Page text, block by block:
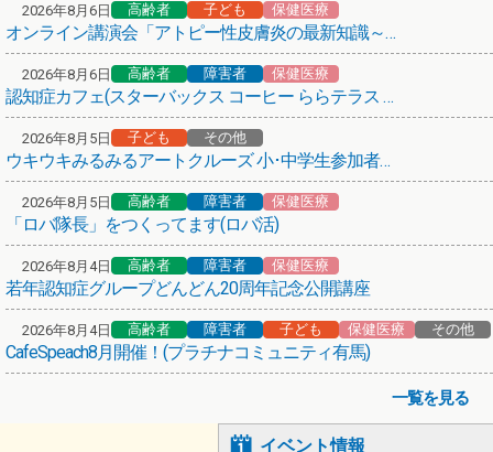
高齢者 保健医療
(介護予防)かかりつけの医療機関からお声がけ
悩み･困りごと相談のご案内
保健医療
紅麹を含む健康食品について
高齢者 障害者 子ども その他
あいちゃんアニメ「アニメ × 地域包括ケア」
2026年8月6日 高齢者 子ども 保健医療
オンライン講演会「アトピー性皮膚炎の最新知識～子どもから大人まで～」
2026年8月6日 高齢者 障害者 保健医療
認知症カフェ(スターバックス コーヒー ららテラス 武蔵小杉店)
2026年8月5日 子ども その他
ウキウキみるみるアートクルーズ 小･中学生参加者募集！
2026年8月5日 高齢者 障害者 保健医療
「ロバ隊長」をつくってます(ロバ活)
2026年8月4日 高齢者 障害者 保健医療
若年認知症グループどんどん20周年記念公開講座
2026年8月4日 高齢者 障害者 子ども 保健医療 その他
CafeSpeach8月開催！(プラチナコミュニティ有馬)
一覧を見る
イベント情報